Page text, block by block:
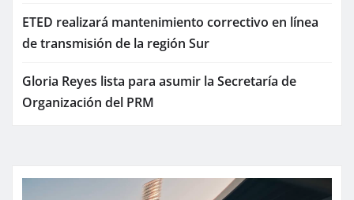
ETED realizará mantenimiento correctivo en línea
de transmisión de la región Sur
Gloria Reyes lista para asumir la Secretaría de
Organización del PRM